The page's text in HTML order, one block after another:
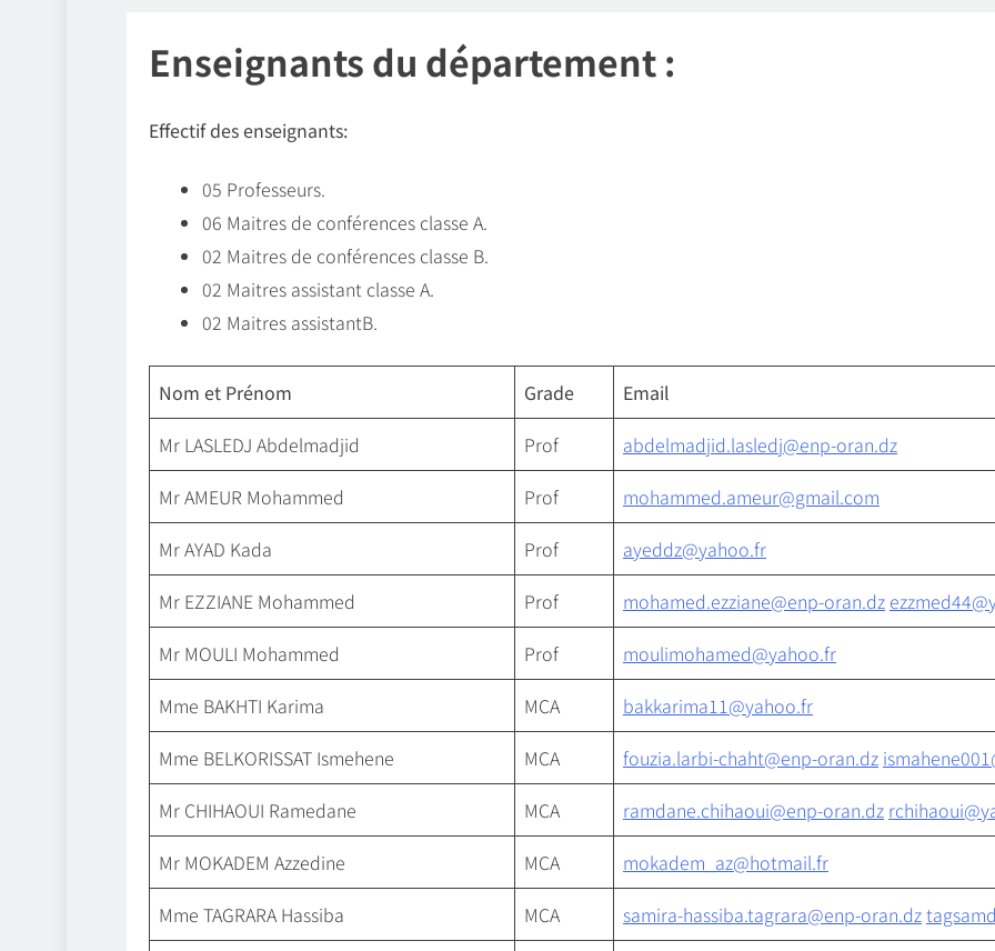
Enseignants du département :
Effectif des enseignants:
05 Professeurs.
06 Maitres de conférences classe A.
02 Maitres de conférences classe B.
02 Maitres assistant classe A.
02 Maitres assistantB.
Nom et Prénom Grade
Email
Mr LASLEDJ Abdelmadjid
Prof
abdelmadjid.lasledj@enp-oran.dz
Mr AMEUR Mohammed
Prof
mohammed.ameur@gmail.com
Mr AYAD Kada
Prof
ayeddz@yahoo.fr
Mr EZZIANE Mohammed
Prof mohamed.ezziane@enp-oran.dz
Mr MOULI Mohammed
Prof
moulimohamed@yahoo.fr
Mme BAKHTI Karima
MCA
bakkarima11@yahoo.fr
Mme BELKORISSAT Ismehene
MCA fouzia.larbi-chaht@enp-oran.dz
Mr CHIHAOUI Ramedane
MCA ramdane.chihaoui@enp-oran.dz
Mr MOKADEM Azzedine
MCA
mokadem_az@hotmail.fr
Mme TAGRARA Hassiba
MCA samira-hassiba.tagrara@enp-oran.dz